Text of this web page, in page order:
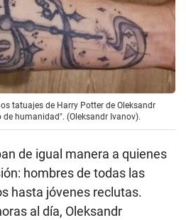
tatuajes de Harry Potter de Oleksandr
humanidad". (Oleksandr Ivanov).
de igual manera a quienes
hombres de todas las
hasta jóvenes reclutas.
al día, Oleksandr